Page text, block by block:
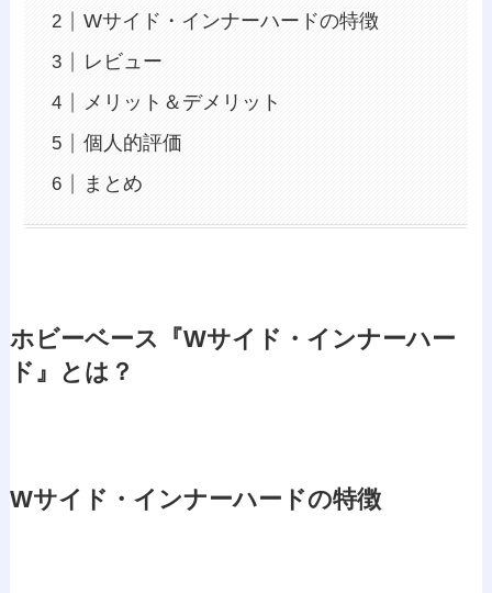
Wサイド・インナーハードの特徴
レビュー
メリット＆デメリット
個人的評価
まとめ
ホビーベース『Wサイド・インナーハー
ド』とは？
Wサイド・インナーハードの特徴